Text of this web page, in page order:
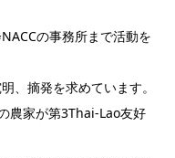
の事務所まで活動を
、摘発を求めています。
農家が第3Thai-Lao友好